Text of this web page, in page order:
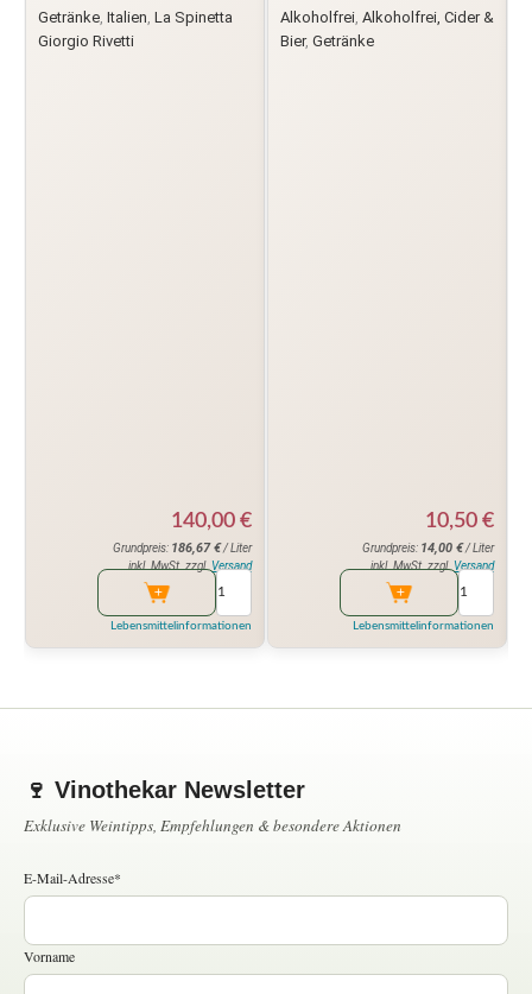
Getränke Italien La Spinetta
Giorgio Rivetti
140,00 €
Grundpreis: 186,67€/ Liter
inkl. MwSt. zzgl. Versand
Lebensmittelinformationen
Alkoholfrei Alkoholfrei, Cider &
Bier, Getränke
10,50 €
Grundpreis: 14,00 €/ Liter
inkl. MwSt. zzgl. Versand
Lebensmittelinformationen
🍷 Vinothekar Newsletter
Exklusive Weintipps, Empfehlungen & besondere Aktionen
E-Mail-Adresse*
Vorname